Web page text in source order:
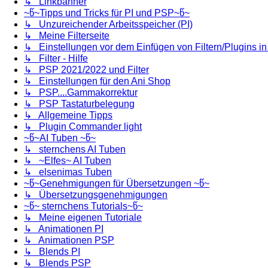
~წ~Tipps und Tricks für PI und PSP~წ~
↳ Unzureichender Arbeitsspeicher (PI)
↳ Meine Filterseite
↳ Einstellungen vor dem Einfügen von Filtern/Plugins in
↳ Filter - Hilfe
↳ PSP 2021/2022 und Filter
↳ Einstellungen für den Ani Shop
↳ PSP....Gammakorrektur
↳ PSP Tastaturbelegung
↳ Allgemeine Tipps
↳ Plugin Commander light
~წ~AI Tuben ~წ~
↳ sternchens AI Tuben
↳ ~Elfes~ AI Tuben
↳ elsenimas Tuben
~წ~Genehmigungen für Übersetzungen ~წ~
↳ Übersetzungsgenehmigungen
~წ~ sternchens Tutorials~წ~
↳ Meine eigenen Tutoriale
↳ Animationen PI
↳ Animationen PSP
↳ Blends PI
↳ Blends PSP